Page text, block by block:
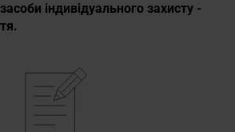
індивідуального захисту -